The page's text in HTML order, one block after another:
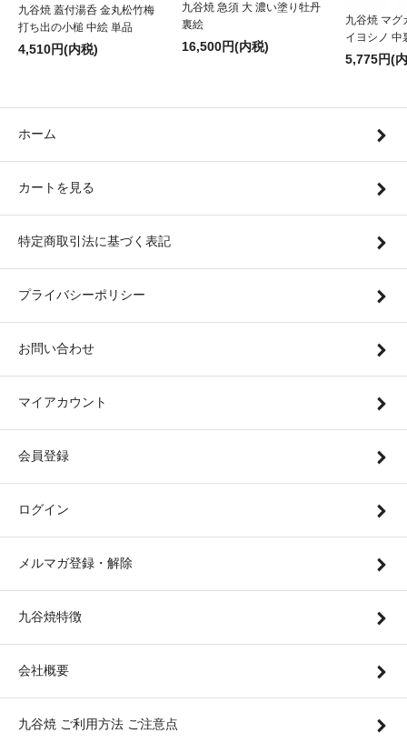
九谷焼 蓋付湯呑 金丸松竹梅
打ち出の小槌 中絵 単品
4,510円(内税)
九谷焼 急須 大 濃い塗り牡丹
裏絵
16,500円(内税)
九谷焼 マグ
イヨシノ 中
5,775円(
ホーム
カートを見る
特定商取引法に基づく表記
プライバシーポリシー
お問い合わせ
マイアカウント
会員登録
ログイン
メルマガ登録・解除
九谷焼特徴
会社概要
九谷焼 ご利用方法 ご注意点